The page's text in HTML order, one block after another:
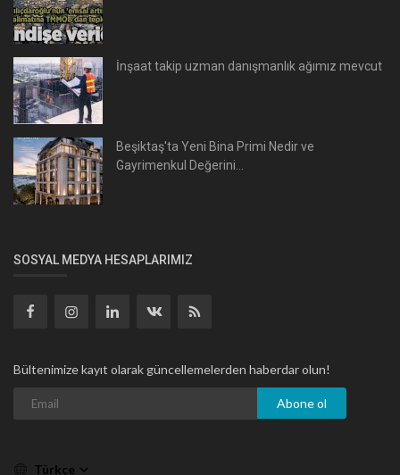
İnşaat takip uzman danışmanlık ağımız mevcut
Beşiktaş'ta Yeni Bina Primi Nedir ve
Gayrimenkul Değerini...
SOSYAL MEDYA HESAPLARIMIZ
Bültenimize kayıt olarak güncellemelerden haberdar olun!
Abone ol
Türkçe